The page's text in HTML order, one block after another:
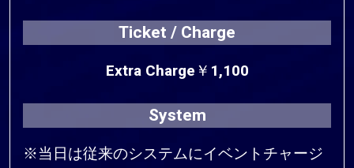
Ticket / Charge
Extra Charge￥1,100
System
※当日は従来のシステムにイベントチャージ